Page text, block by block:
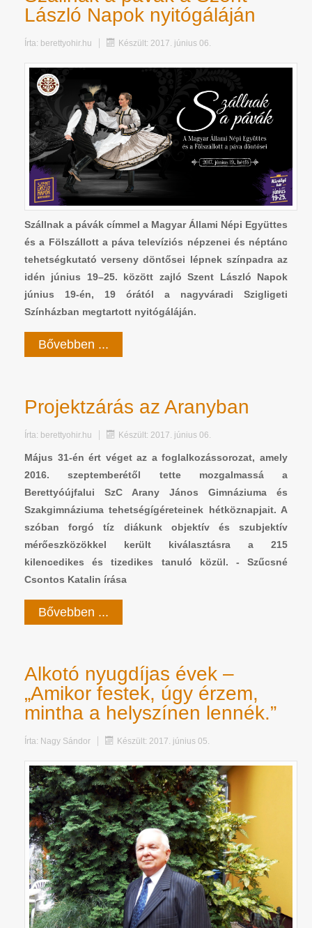
László Napok nyitógáláján
Írta: berettyohir.hu Készült: 2017. június 06.
Szállnak a pávák címmel a Magyar Állami Népi Együttes
és a Fölszállott a páva televíziós népzenei és néptánc
tehetségkutató verseny döntősei lépnek színpadra az
idén június 19–25. között zajló Szent László Napok
június 19-én, 19 órától a nagyváradi Szigligeti
Színházban megtartott nyitógáláján.
Bővebben ...
Projektzárás az Aranyban
Írta: berettyohir.hu Készült: 2017. június 06.
Május 31-én ért véget az a foglalkozássorozat, amely
2016. szeptemberétől tette mozgalmassá a
Berettyóújfalui SzC Arany János Gimnáziuma és
Szakgimnáziuma tehetségígéreteinek hétköznapjait. A
szóban forgó tíz diákunk objektív és szubjektív
mérőeszközökkel került kiválasztásra a 215
kilencedikes és tizedikes tanuló közül. - Szűcsné
Csontos Katalin írása
Bővebben ...
Alkotó nyugdíjas évek –
„Amikor festek, úgy érzem,
mintha a helyszínen lennék.”
Írta: Nagy Sándor Készült: 2017. június 05.